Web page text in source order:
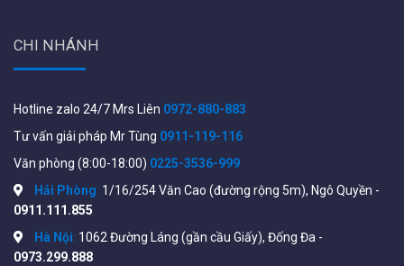
Cách sử dụng Ubiquiti EdgeRouter ER-4
Một hệ thống WiFi chịu tải khoảng hơn 200 thiết bị, bắt
buộc phải có đủ hai thành phần:
1-Router chịu tải: Chính là Ubiquiti EdgeRouter ER-4
IP cho toàn hệ thống(mạng Lan + WiFi).
CHI NHÁNH
Hotline zalo 24/7 Mrs Liên 0972-880-883
Tư vấn giải pháp Mr Tùng 0911-119-116
Văn phòng (8:00-18:00) 0225-3536-999
Hải Phòng: 1/16/254 Văn Cao (đường rộng 5m), Ngô Quyền -
0911.111.855
Hà Nội: 1062 Đường Láng (gần cầu Giấy), Đống Đa -
0973.299.888